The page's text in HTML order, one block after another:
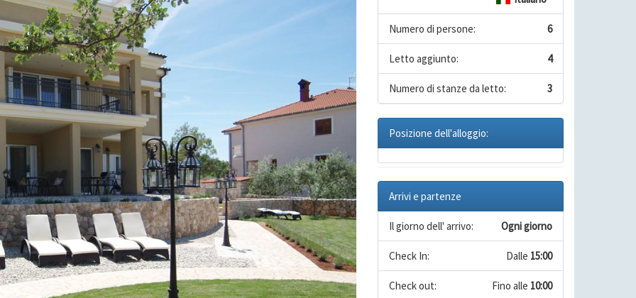
Numero di persone: 6
Letto aggiunto: 4
Numero di stanze da letto: 3
Posizione dell'alloggio:
Arrivi e partenze
Il giorno dell' arrivo: Ogni giorno
Check In: Dalle 15:00
Check out: Fino alle 10:00